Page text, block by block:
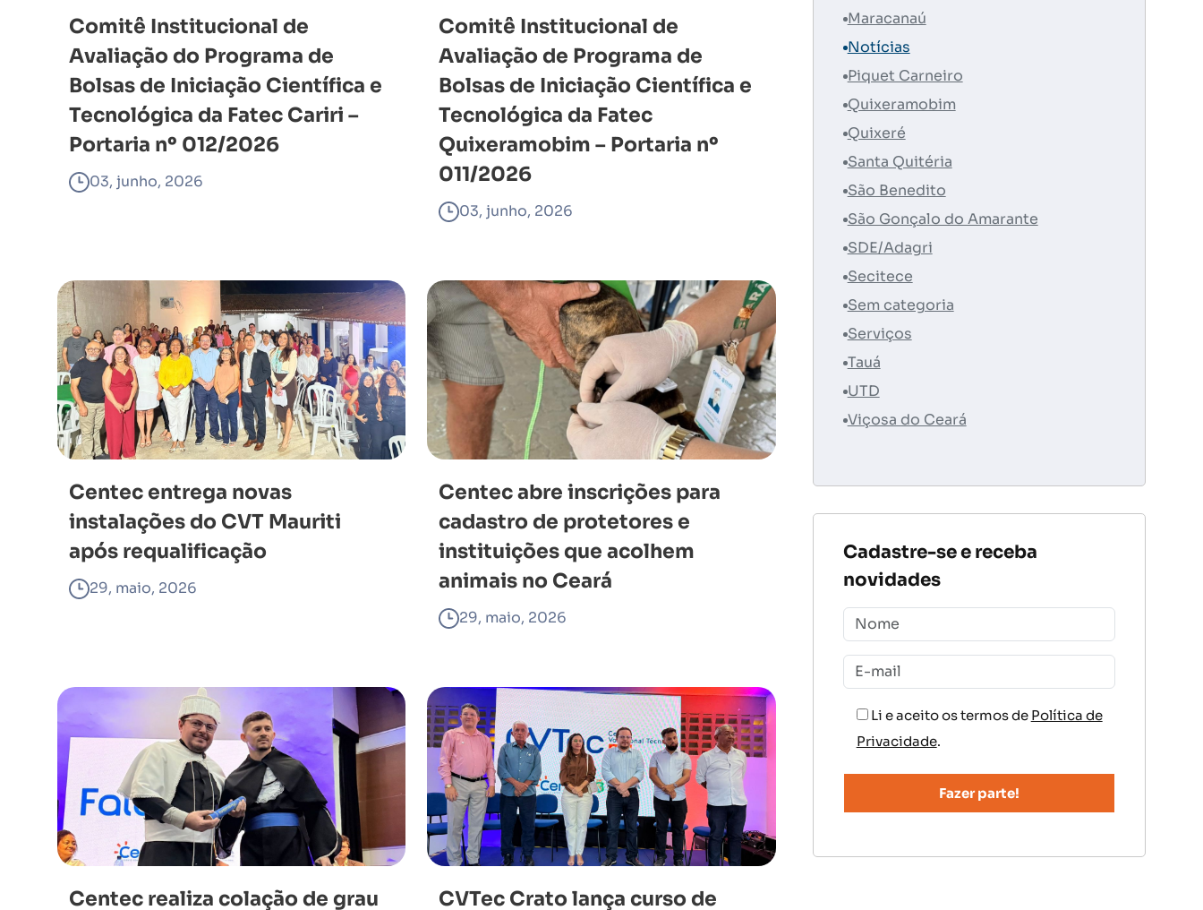
Comitê Institucional de
Avaliação do Programa de
Bolsas de Iniciação Científica e
Tecnológica da Fatec Cariri –
Portaria nº 012/2026
03, junho, 2026
Comitê Institucional de
Avaliação de Programa de
Bolsas de Iniciação Científica e
Tecnológica da Fatec
Quixeramobim – Portaria nº
011/2026
03, junho, 2026
Centec entrega novas
instalações do CVT Mauriti
após requalificação
29, maio, 2026
Centec abre inscrições para
cadastro de protetores e
instituições que acolhem
animais no Ceará
29, maio, 2026
Centec realiza colação de grau
CVTec Crato lança curso de
Maracanaú
Notícias
Piquet Carneiro
Quixeramobim
Quixeré
Santa Quitéria
São Benedito
São Gonçalo do Amarante
SDE/Adagri
Secitece
Sem categoria
Serviços
Tauá
UTD
Viçosa do Ceará
Cadastre-se e receba
novidades
Li e aceito os termos de Política de
Privacidade.